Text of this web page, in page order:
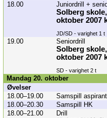
18.00 Juniordrill +
Solberg
oktober 2007
JD/SD - varighet 1 t
19.00 Seniordrill
Solberg
oktober 2007
SD - varighet 2 t
Mandag 20. oktober
Øvelser
18.00–19.00
Samspill
18.00–20.30
Samspill HK
18.00–21.00
Drill